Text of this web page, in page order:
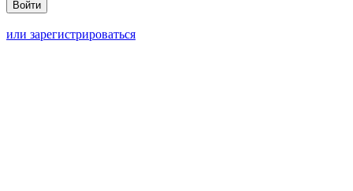
или зарегистрироваться